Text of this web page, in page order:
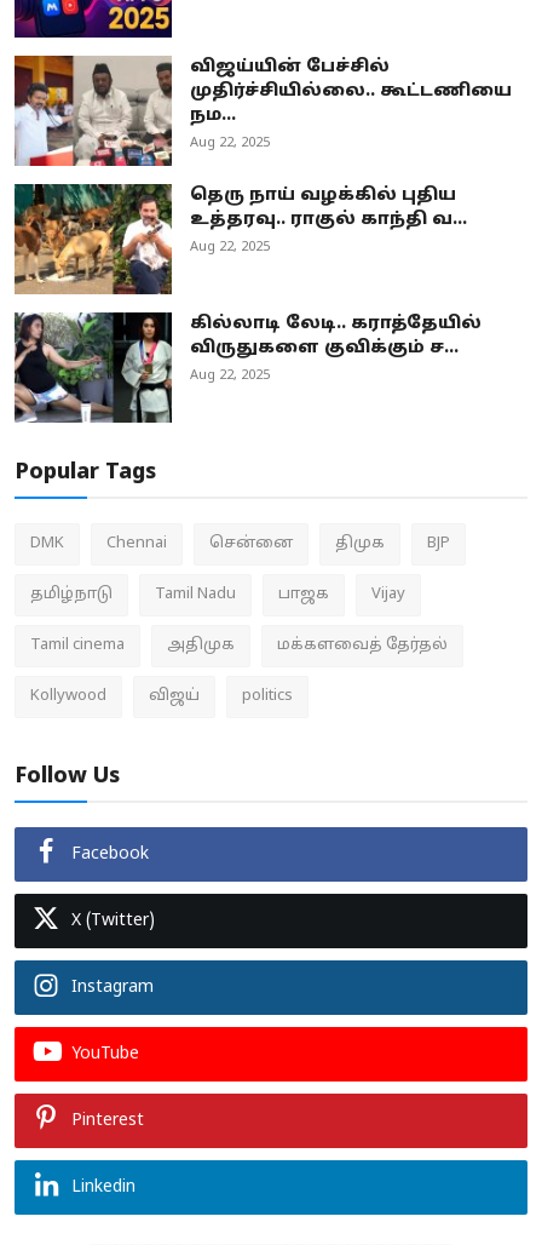
விஜய்யின் பேச்சில்
முதிர்ச்சியில்லை.. கூட்டணியை
நம...
Aug 22, 2025
தெரு நாய் வழக்கில் புதிய
உத்தரவு.. ராகுல் காந்தி வ...
Aug 22, 2025
கில்லாடி லேடி.. கராத்தேயில்
விருதுகளை குவிக்கும் ச...
Aug 22, 2025
Popular Tags
DMK Chennai சென்னை திமுக BJP
தமிழ்நாடு Tamil Nadu பாஜக Vijay
Tamil cinema அதிமுக மக்களவைத் தேர்தல்
Kollywood விஜய் politics
Follow Us
Facebook
X (Twitter)
Instagram
YouTube
Pinterest
Linkedin